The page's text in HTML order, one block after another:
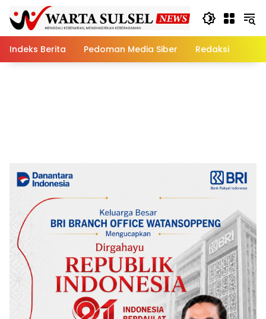
content
Indeks Berita
Pedoman Media Siber Redaksi